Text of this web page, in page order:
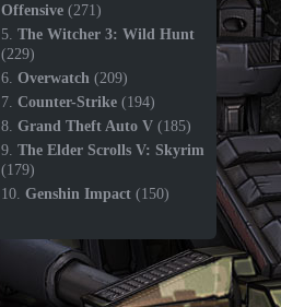
Offensive (271)
5. The Witcher 3: Wild Hunt
(229)
6. Overwatch (209)
7. Counter-Strike (194)
8. Grand Theft Auto V (185)
9. The Elder Scrolls V: Skyrim
(179)
10. Genshin Impact (150)